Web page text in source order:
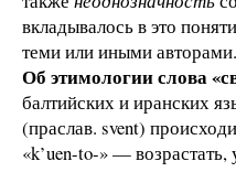
вкладывалось в это
теми или иными авторами.
Об этимологии слова
балтийских и иранских
(праслав. svent)
«k’uen-to-» —